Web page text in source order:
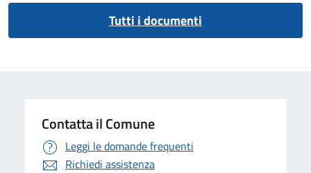
Tutti i documenti
Contatta il Comune
Leggi le domande frequenti
Richiedi assistenza